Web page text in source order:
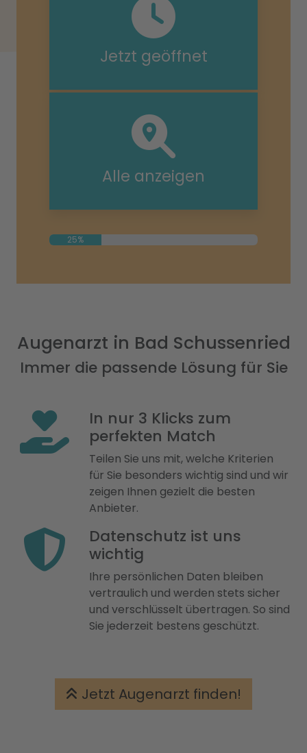
Jetzt geöffnet
Alle anzeigen
25%
Augenarzt in Bad Schussenried
Immer die passende Lösung für Sie
In nur 3 Klicks zum
perfekten Match
Teilen Sie uns mit, welche Kriterien
für Sie besonders wichtig sind und wir
zeigen Ihnen gezielt die besten
Anbieter.
Datenschutz ist uns
wichtig
Ihre persönlichen Daten bleiben
vertraulich und werden stets sicher
und verschlüsselt übertragen. So sind
Sie jederzeit bestens geschützt.
Jetzt Augenarzt finden!